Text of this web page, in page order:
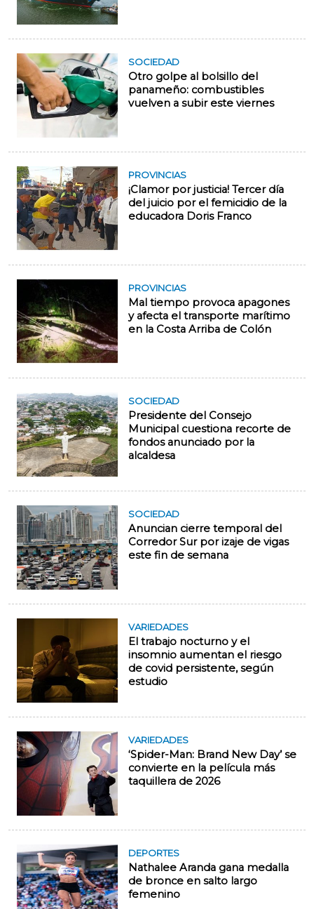
SOCIEDAD
Otro golpe al bolsillo del
panameño: combustibles
vuelven a subir este viernes
PROVINCIAS
¡Clamor por justicia! Tercer día
del juicio por el femicidio de la
educadora Doris Franco
PROVINCIAS
Mal tiempo provoca apagones
y afecta el transporte marítimo
en la Costa Arriba de Colón
SOCIEDAD
Presidente del Consejo
Municipal cuestiona recorte de
fondos anunciado por la
alcaldesa
SOCIEDAD
Anuncian cierre temporal del
Corredor Sur por izaje de vigas
este fin de semana
VARIEDADES
El trabajo nocturno y el
insomnio aumentan el riesgo
de covid persistente, según
estudio
VARIEDADES
‘Spider-Man: Brand New Day’ se
convierte en la película más
taquillera de 2026
DEPORTES
Nathalee Aranda gana medalla
de bronce en salto largo
femenino